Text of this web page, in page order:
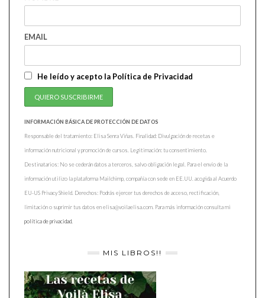
EMAIL
He leído y acepto la Política de Privacidad
INFORMACIÓN BÁSICA DE PROTECCIÓN DE DATOS
Responsable del tratamiento: Elisa Senra Viñas. Finalidad: Divulgación de recetas e
información nutricional y promoción de cursos. Legitimación: tu consentimiento.
Destinatarios: No se cederán datos a terceros, salvo obligación legal. Para el envío de la
información utilizo la plataforma Mailchimp, compañía con sede en EE.UU. acogida al Acuerdo
EU-US Privacy Shield. Derechos: Podrás ejercer tus derechos de acceso, rectificación,
limitación o suprimir tus datos en elisa@voilaelisa.com. Para más información consulta mi
política de privacidad.
MIS LIBROS!!